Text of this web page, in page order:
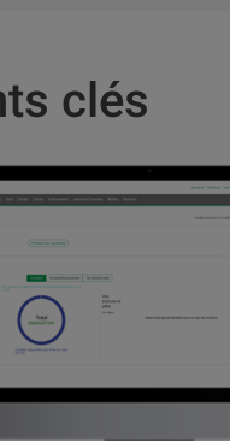
clés